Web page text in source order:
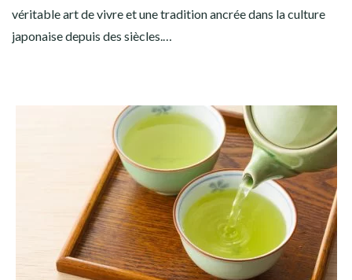
véritable art de vivre et une tradition ancrée dans la culture
japonaise depuis des siècles.…